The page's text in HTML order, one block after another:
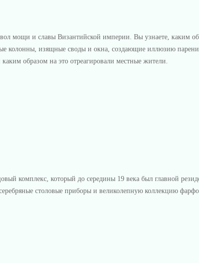
мощи и славы Византийской империи. Вы узнаете, каким
колонны, изящные своды и окна, создающие иллюзию
образом на это отреагировали местные жители.
комплекс, который до середины 19 века был главной
столовые приборы и великолепную коллекцию